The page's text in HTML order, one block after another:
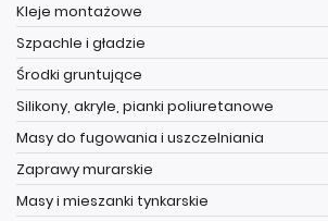
Kleje montażowe
Szpachle i gładzie
Środki gruntujące
Silikony, akryle, pianki poliuretanowe
Masy do fugowania i uszczelniania
Zaprawy murarskie
Masy i mieszanki tynkarskie